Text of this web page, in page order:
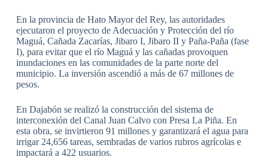
En la provincia de Hato Mayor del Rey, las autoridades
ejecutaron el proyecto de Adecuación y Protección del río
Maguá, Cañada Zacarías, Jibaro I, Jibaro II y Paña-Paña (fase
I), para evitar que el río Maguá y las cañadas provoquen
inundaciones en las comunidades de la parte norte del
municipio. La inversión ascendió a más de 67 millones de
pesos.
En Dajabón se realizó la construcción del sistema de
interconexión del Canal Juan Calvo con Presa La Piña. En
esta obra, se invirtieron 91 millones y garantizará el agua para
irrigar 24,656 tareas, sembradas de varios rubros agrícolas e
impactará a 422 usuarios.